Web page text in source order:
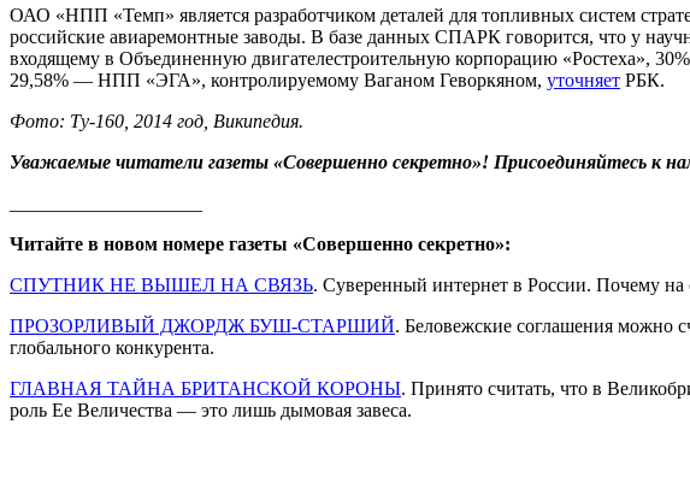
ОАО «НПП «Темп» является разработчиком деталей для топливных систем
российские авиаремонтные заводы. В базе данных СПАРК говорится, что у
входящему в Объединенную двигателестроительную корпорацию «Ростеха»,
29,58% — НПП «ЭГА», контролируемому Ваганом Геворкяном, уточняет РБК.
Фото: Ту-160, 2014 год, Википедия.
Уважаемые читатели газеты «Совершенно секретно»! Присоединяйтесь к
Читайте в новом номере газеты «Совершенно секретно»:
СПУТНИК НЕ ВЫШЕЛ НА CВЯЗЬ. Суверенный интернет в России. Почему
ПРОЗОРЛИВЫЙ ДЖОРДЖ БУШ-СТАРШИЙ. Беловежские соглашения можно
глобального конкурента.
ГЛАВНАЯ ТАЙНА БРИТАНСКОЙ КОРОНЫ. Принято считать, что в
роль Ее Величества — это лишь дымовая завеса.